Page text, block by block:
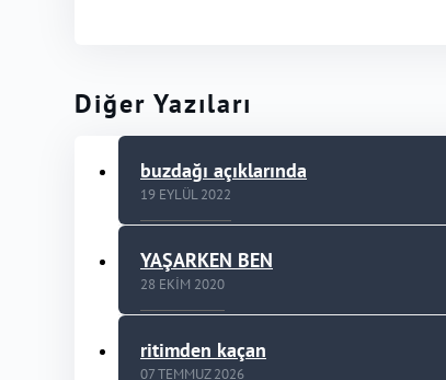
Diğer Yazıları
buzdağı açıklarında
19 EYLÜL 2022
YAŞARKEN BEN
28 EKIM 2020
ritimden kaçan
07 TEMMUZ 2026